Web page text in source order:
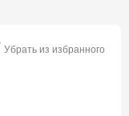
Убрать из избранного